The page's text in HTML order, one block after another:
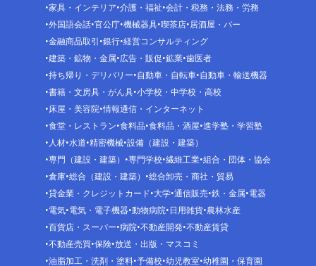
家具・インテリア 介護・福祉 会計・税務・法務・労務
外国語会話 官公庁 機械器具 喫茶店 居酒屋・バー
金融商品取引 銀行 経営コンサルティング
建築・鉱物・金属 広告・販促 鉱業 歯医者
持ち帰り・デリバリー 自動車・自転車 自動車・輸送機器
書籍・文房具・がん具 小学校・中学校・高校
床屋・美容院 情報通信・インターネット
食堂・レストラン 食料品 食料品・酒屋 進学塾・学習塾
人材 水道 精密機械 設備（建設・建築）
専門（建設・建築）
専門学校 繊維工業 組合・団体・協会
倉庫 総合（建設・建築）
総合卸売・商社・貿易
貸金業・クレジットカード 大学 通信販売 鉄・金属 電器
電気 電気・電子機器 動物病院 日用雑貨 農林水産
百貨店・スーパー 病院 不動産開発 不動産賃貸
不動産売買 保険 放送・出版・マスコミ
油脂加工・洗剤・塗料 予備校 幼児教室 幼稚園・保育園